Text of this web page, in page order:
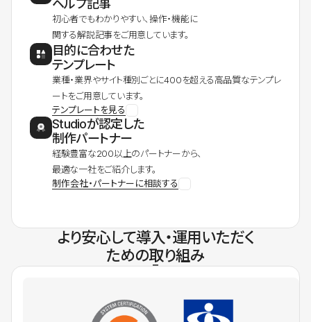
ヘルプ記事
初心者でもわかりやすい、操作・機能に
関する解説記事をご用意しています。
目的に合わせた
テンプレート
業種・業界やサイト種別ごとに400を超える高品質なテンプレ
ートをご用意しています。
テンプレートを見る
Studioが認定した
制作パートナー
経験豊富な200以上のパートナーから、
最適な一社をご紹介します。
制作会社・パートナーに相談する
より安心して導入・運用いただく
ための取り組み